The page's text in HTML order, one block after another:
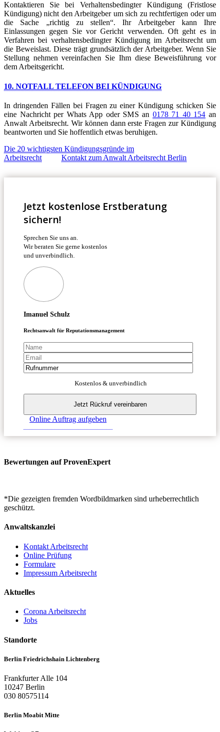
Kontaktieren Sie bei Verhaltensbedingter Kündigung (Fristlose
Kündigung) nicht den Arbeitgeber um sich zu rechtfertigen oder um
die Sache „richtig zu stellen“. Ihr Arbeitgeber kann Ihre
Einlassungen gegen Sie vor Gericht verwenden. Oft geht es in
Verfahren bei verhaltensbedingter Kündigung im Arbeitsrecht um
die Beweislast. Diese trägt grundsätzlich der Arbeitgeber. Wenn Sie
Stellung nehmen vereinfachen Sie Ihm diese Beweisführung vor
dem Arbeitsgericht.
10. NOTFALL TELEFON BEI KÜNDIGUNG
In dringenden Fällen bei Fragen zu einer Kündigung schicken Sie
eine Nachricht per Whats App oder SMS an 0178 71 40 154 an
Anwalt Arbeitsrecht. Wir können dann erste Fragen zur Kündigung
beantworten und Sie hoffentlich etwas beruhigen.
Die 20 wichtigsten Kündigungsgründe im
Arbeitsrecht
Kontakt zum Anwalt Arbeitsrecht Berlin
Jetzt kostenlose Erstberatung
sichern!
Sprechen Sie uns an.
Wir beraten Sie gerne kostenlos
und unverbindlich.
Imanuel Schulz
Rechtsanwalt für Reputationsmanagement
Kostenlos & unverbindlich
Online Auftrag aufgeben
Bewertungen auf ProvenExpert
*Die gezeigten fremden Wordbildmarken sind urheberrechtlich
geschützt.
Anwaltskanzlei
Kontakt Arbeitsrecht
Online Prüfung
Formulare
Impressum Arbeitsrecht
Aktuelles
Corona Arbeitsrecht
Jobs
Standorte
Berlin Friedrichshain Lichtenberg
Frankfurter Alle 104
10247 Berlin
030 80575114
Berlin Moabit Mitte